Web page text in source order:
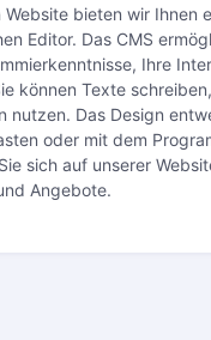
Website bieten wir Ihnen
Editor. Das CMS
Ihre
können Texte
nutzen. Das Design
oder mit dem
sich auf unserer
Angebote.